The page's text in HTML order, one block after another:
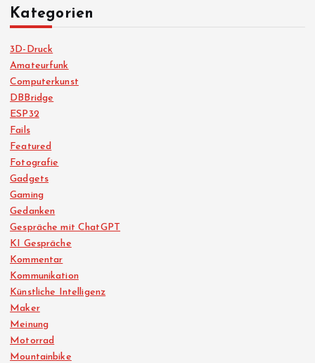
Kategorien
3D-Druck
Amateurfunk
Computerkunst
DBBridge
ESP32
Fails
Featured
Fotografie
Gadgets
Gaming
Gedanken
Gespräche mit ChatGPT
KI Gespräche
Kommentar
Kommunikation
Künstliche Intelligenz
Maker
Meinung
Motorrad
Mountainbike